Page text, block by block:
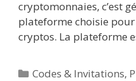
cryptomonnaies, c’est
plateforme choisie
cryptos. La plateforme
Catégories
Codes & Invitations,